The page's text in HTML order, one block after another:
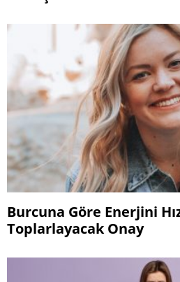
Burcuna Göre Enerjini
Toplarlayacak Onay